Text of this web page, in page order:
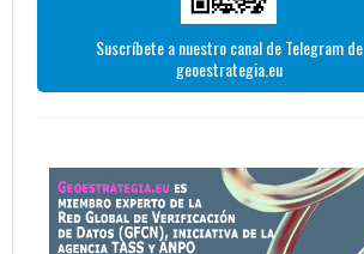
Suscríbete a nuestro canal de Telegram de
geoestrategia.eu